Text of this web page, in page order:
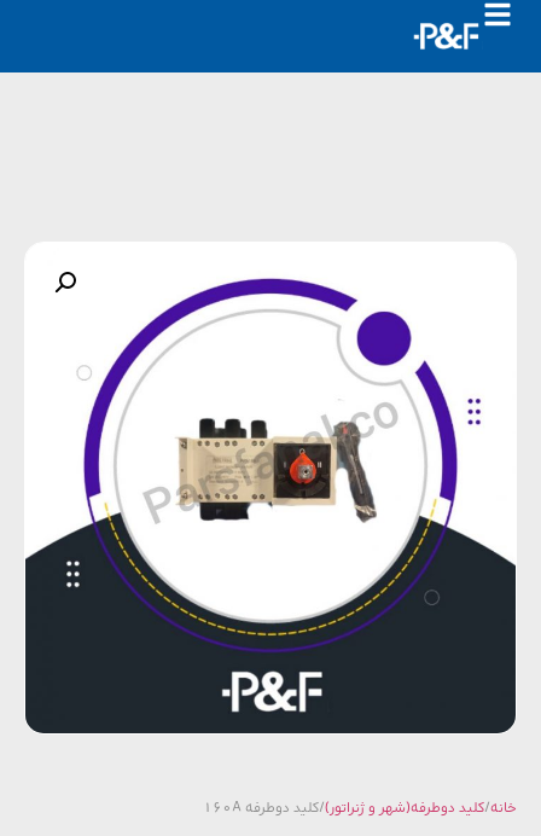
کلید دوطرفه(شهر و ژنراتور)/ کلید دوطرفه 160A